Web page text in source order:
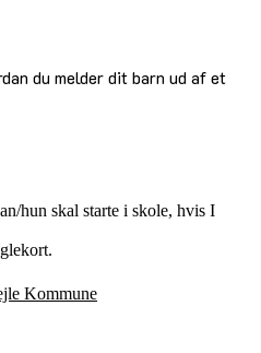
du melder dit barn ud af et
hun skal starte i skole, hvis I
Kommune